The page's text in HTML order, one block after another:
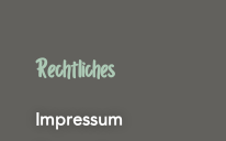
Rechtliches
Impressum